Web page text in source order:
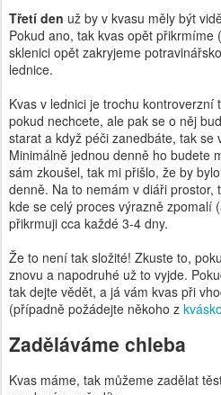
Třetí den už by v kvasu měly být
Pokud ano, tak kvas opět přikrmíme
sklenici opět zakryjeme
lednice.
Kvas v lednici je trochu
pokud nechcete, ale pak se o něj
starat a když péči zanedbáte, tak se
Minimálně jednou denně ho budete
sám zkoušel, tak mi přišlo, že by
denně. Na to nemám v diáři prostor,
kde se celý proces výrazně zpomalí
přikrmuji cca každé 3-4 dny.
Že to není tak složité! Zkuste to,
znovu a napodruhé už to vyjde.
tak dejte vědět, a já vám kvas při
(případně požádejte někoho z
Zaděláváme chleba
Kvas máme, tak můžeme zadělat